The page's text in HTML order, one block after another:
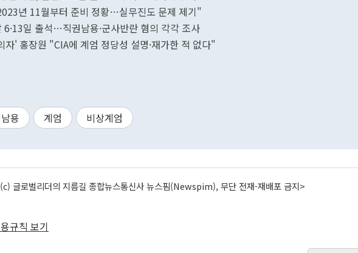
년 11월부터 준비 정황…실무진도 문제 제기"
일 출석…직권남용·군사반란 혐의 각각 조사
' 홍장원 "CIA에 계엄 정당성 설명·재가한 적 없다"
용 계엄 비상계엄
글로벌리더의 지름길 종합뉴스통신사 뉴스핌(Newspim), 무단 전재-재배포 금지>
규칙 보기